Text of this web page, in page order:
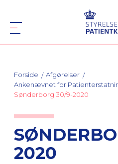
Forside
Afgørelser
Ankenævnet for
Sønderborg 30/9-2020
2020